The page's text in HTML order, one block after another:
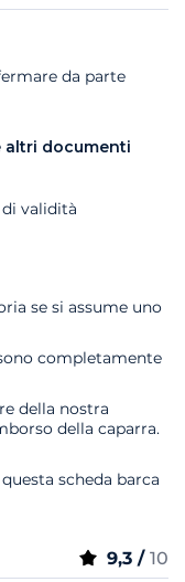
da parte
altri documenti
validità
se si assume uno
completamente
della nostra
della caparra.
scheda barca
9,3 / 10